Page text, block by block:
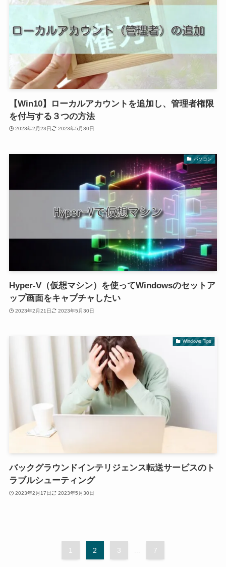
【Win10】ローカルアカウントを追加し、管理者権限
を付与する３つの方法
2023年2月23日 2023年5月30日
パソコン
Hyper-V（仮想マシン）を使ってWindowsのセットア
ップ画面をキャプチャしたい
2023年2月21日 2023年5月30日
Windows Tips
バックグラウンドインテリジェンス転送サービスのト
ラブルシューティング
2023年2月17日 2023年5月30日
1 2 3 7